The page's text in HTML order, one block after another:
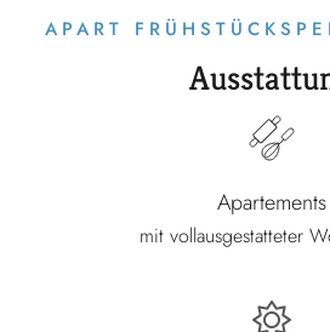
APART
Apartements
mit vollausgestatteter